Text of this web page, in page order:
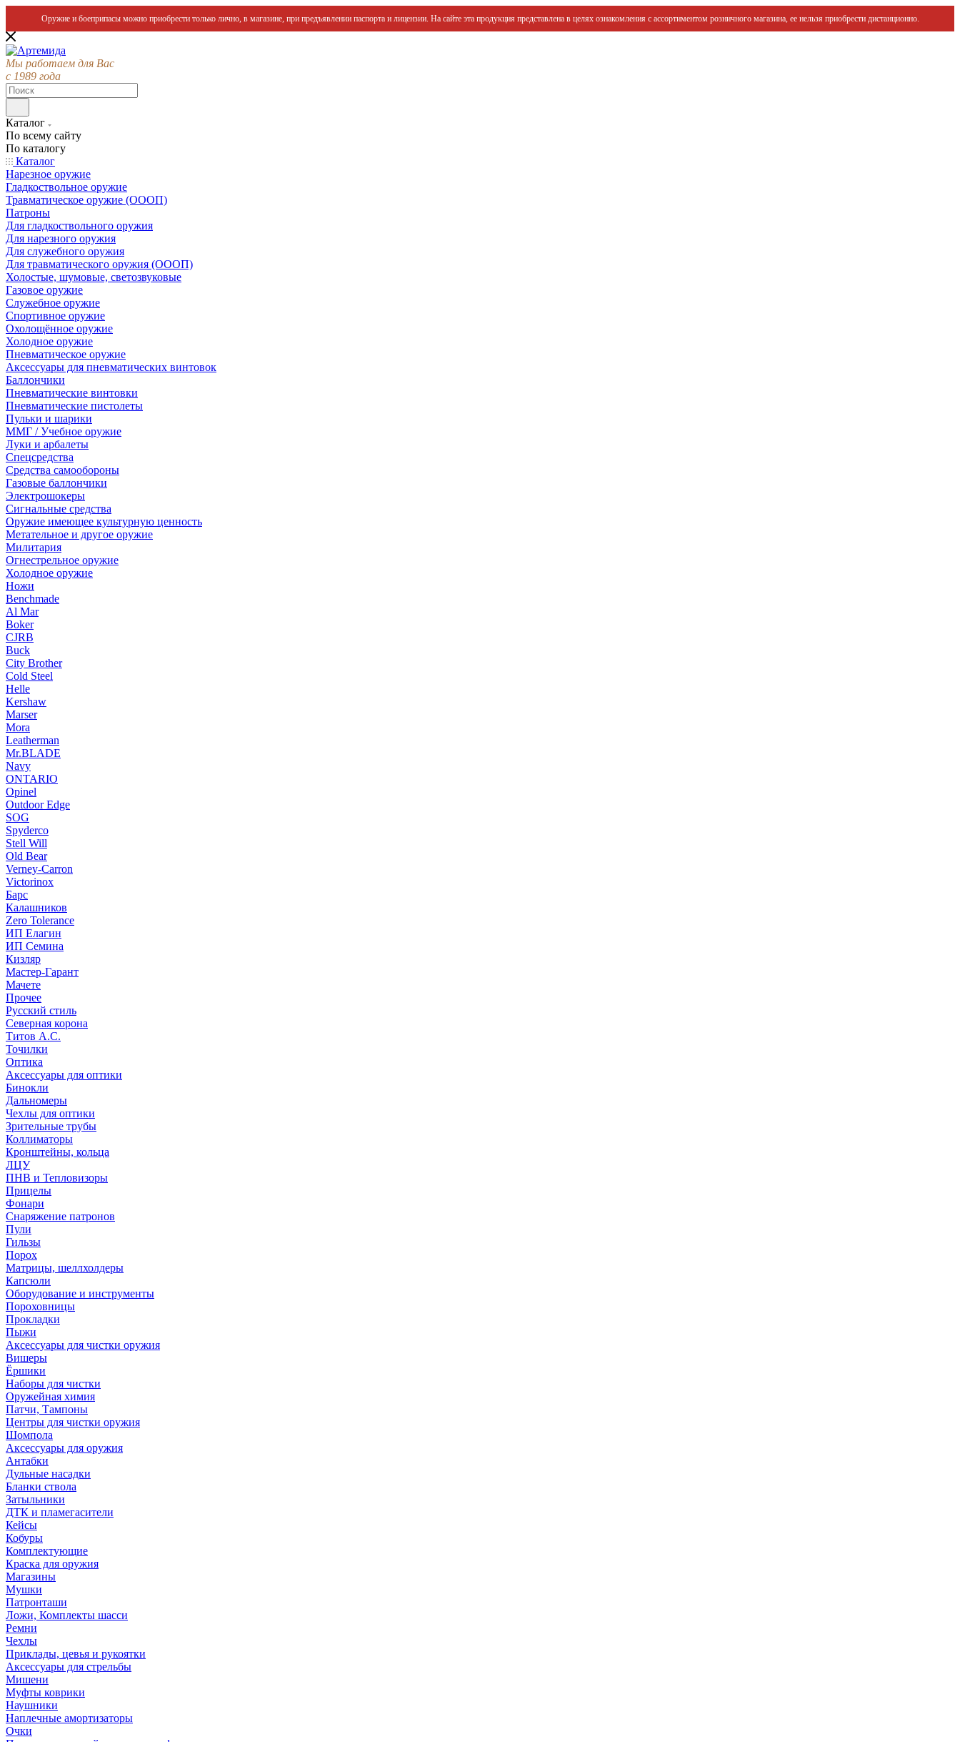
Оружие и боеприпасы можно приобрести только лично, в магазине, при предъявлении паспорта и лицензии. На сайте эта продукция представлена в целях ознакомления с ассортиментом розничного магазина, ее нельзя приобрести дистанционно.
Мы работаем для Вас
с 1989 года
Каталог
По всему сайту
По каталогу
Каталог
Нарезное оружие
Гладкоствольное оружие
Травматическое оружие (ОООП)
Патроны
Для гладкоствольного оружия
Для нарезного оружия
Для служебного оружия
Для травматического оружия (ОООП)
Холостые, шумовые, светозвуковые
Газовое оружие
Служебное оружие
Спортивное оружие
Охолощённое оружие
Холодное оружие
Пневматическое оружие
Аксессуары для пневматических винтовок
Баллончики
Пневматические винтовки
Пневматические пистолеты
Пульки и шарики
ММГ / Учебное оружие
Луки и арбалеты
Спецсредства
Средства самообороны
Газовые баллончики
Электрошокеры
Сигнальные средства
Оружие имеющее культурную ценность
Метательное и другое оружие
Милитария
Огнестрельное оружие
Холодное оружие
Ножи
Benchmade
Al Mar
Boker
CJRB
Buck
City Brother
Cold Steel
Helle
Kershaw
Marser
Mora
Leatherman
Mr.BLADE
Navy
ONTARIO
Opinel
Outdoor Edge
SOG
Spyderco
Stell Will
Old Bear
Verney-Carron
Victorinox
Барс
Калашников
Zero Tolerance
ИП Елагин
ИП Семина
Кизляр
Мастер-Гарант
Мачете
Прочее
Русский стиль
Северная корона
Титов А.С.
Точилки
Оптика
Аксессуары для оптики
Бинокли
Дальномеры
Чехлы для оптики
Зрительные трубы
Коллиматоры
Кронштейны, кольца
ЛЦУ
ПНВ и Тепловизоры
Прицелы
Фонари
Снаряжение патронов
Пули
Гильзы
Порох
Матрицы, шеллхолдеры
Капсюли
Оборудование и инструменты
Пороховницы
Прокладки
Пыжи
Аксессуары для чистки оружия
Вишеры
Ёршики
Наборы для чистки
Оружейная химия
Патчи, Тампоны
Центры для чистки оружия
Шомпола
Аксессуары для оружия
Антабки
Дульные насадки
Бланки ствола
Затыльники
ДТК и пламегасители
Кейсы
Кобуры
Комплектующие
Краска для оружия
Магазины
Мушки
Патронташи
Ложи, Комплекты шасси
Ремни
Чехлы
Приклады, цевья и рукоятки
Аксессуары для стрельбы
Мишени
Муфты коврики
Наушники
Наплечные амортизаторы
Очки